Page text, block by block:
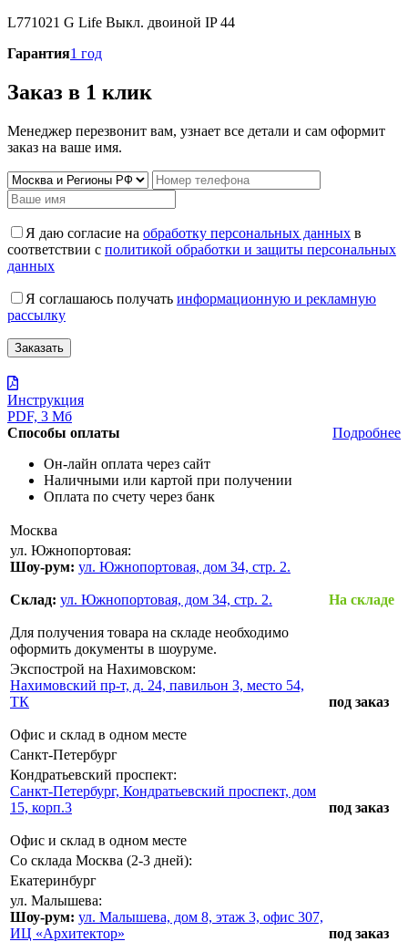
L771021 G Life Выкл. двоиной IP 44
Гарантия1 год
Заказ в 1 клик
Менеджер перезвонит вам, узнает все детали и сам оформит
заказ на ваше имя.
Я даю согласие на обработку персональных данных в
соответствии с политикой обработки и защиты персональных
данных
Я соглашаюсь получать информационную и рекламную
рассылку
Инструкция
PDF, 3 Мб
Способы оплаты
Подробнее
Он-лайн оплата через сайт
Наличными или картой при получении
Оплата по счету через банк
Москва
ул. Южнопортовая:
Шоу-рум: ул. Южнопортовая, дом 34, стр. 2.
Склад: ул. Южнопортовая, дом 34, стр. 2.
Для получения товара на складе необходимо
оформить документы в шоуруме.
На складе
Экспострой на Нахимовском:
Нахимовский пр-т, д. 24, павильон 3, место 54,
ТК
Офис и склад в одном месте
под заказ
Санкт-Петербург
Кондратьевский проспект:
Санкт-Петербург, Кондратьевский проспект, дом
15, корп.3
Офис и склад в одном месте
под заказ
Со склада Москва (2-3 дней):
Екатеринбург
ул. Малышева:
Шоу-рум: ул. Малышева, дом 8, этаж 3, офис 307,
ИЦ «Архитектор»
под заказ